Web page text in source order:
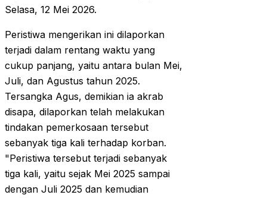
Selasa, 12 Mei 2026.
Peristiwa mengerikan ini dilaporkan
terjadi dalam rentang waktu yang
cukup panjang, yaitu antara bulan Mei,
Juli, dan Agustus tahun 2025.
Tersangka Agus, demikian ia akrab
disapa, dilaporkan telah melakukan
tindakan pemerkosaan tersebut
sebanyak tiga kali terhadap korban.
"Peristiwa tersebut terjadi sebanyak
tiga kali, yaitu sejak Mei 2025 sampai
dengan Juli 2025 dan kemudian